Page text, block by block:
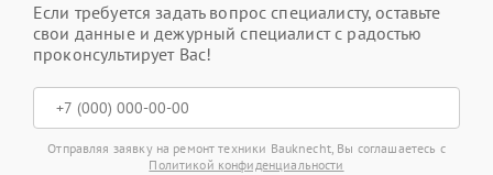
Если требуется задать вопрос специалисту, оставьте
свои данные и дежурный специалист с радостью
проконсультирует Вас!
Отправляя заявку на ремонт техники Bauknecht, Вы соглашаетесь с
Политикой конфиденциальности